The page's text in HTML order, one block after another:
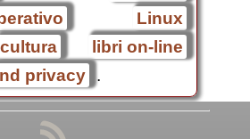
Linux
cultura
libri on-line
privacy .